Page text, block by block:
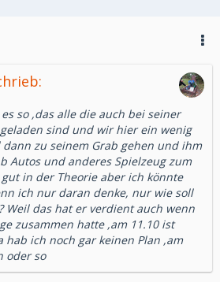
so ,das alle die auch bei seiner
sind und wir hier ein wenig
zu seinem Grab gehen und ihm
Autos und anderes Spielzeug zum
in der Theorie aber ich könnte
ich nur daran denke, nur wie soll
Weil das hat er verdient auch wenn
zusammen hatte ,am 11.10 ist
hab ich noch gar keinen Plan ,am
oder so